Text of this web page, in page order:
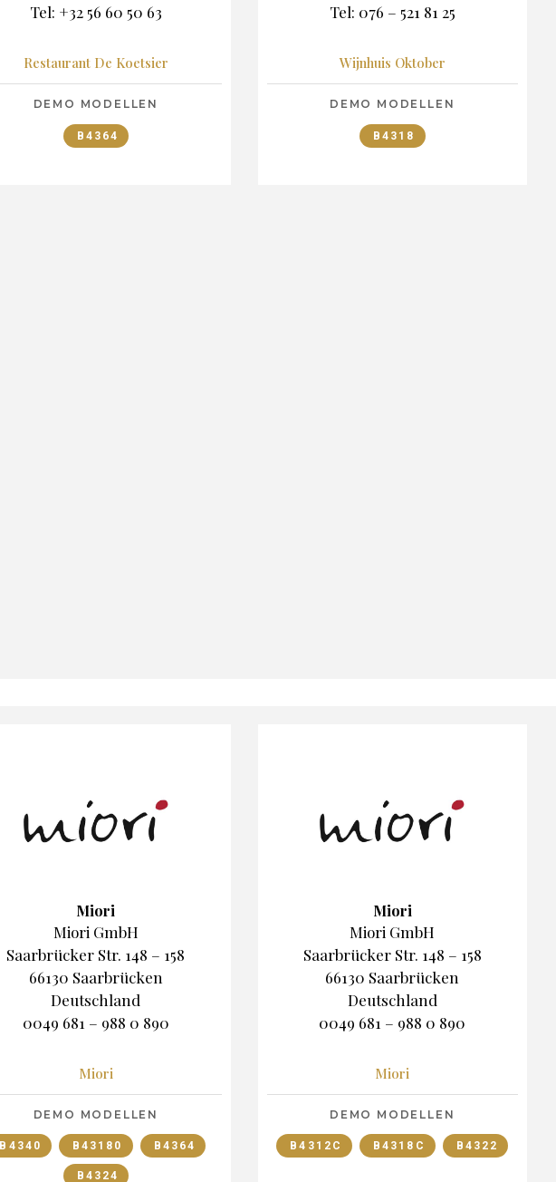
Tel: +32 56 60 50 63
Restaurant De Koetsier
DEMO MODELLEN
B4364
Tel: 076 – 521 81 25
Wijnhuis Oktober
DEMO MODELLEN
B4318
Miori
Miori GmbH
Saarbrücker Str. 148 – 158
66130 Saarbrücken
Deutschland
0049 681 – 988 0 890
Miori
DEMO MODELLEN
B4340 B43180 B4364
B4324
Miori
Miori GmbH
Saarbrücker Str. 148 – 158
66130 Saarbrücken
Deutschland
0049 681 – 988 0 890
Miori
DEMO MODELLEN
B4312C B4318C B4322